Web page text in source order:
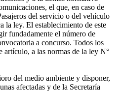
el que, en caso de
del servicio o del vehículo
la ley. El establecimiento de este
fundadamente el número de
a concurso. Todos los
artículo, a las normas de la ley N°
del medio ambiente y disponer,
afectadas y de la Secretaría